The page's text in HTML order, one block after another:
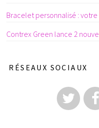
Bracelet personnalisé :
Contrex Green lance 2
RÉSEAUX SOCIAUX